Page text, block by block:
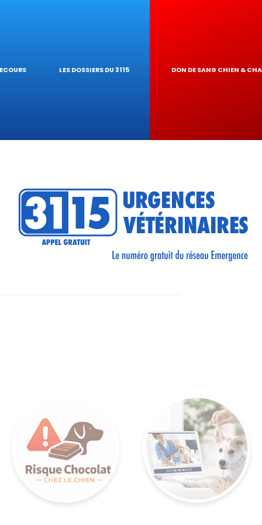
DE TOXICITÉ
LES DOSSIERS DU 3115 DON DE SANG CHIEN &